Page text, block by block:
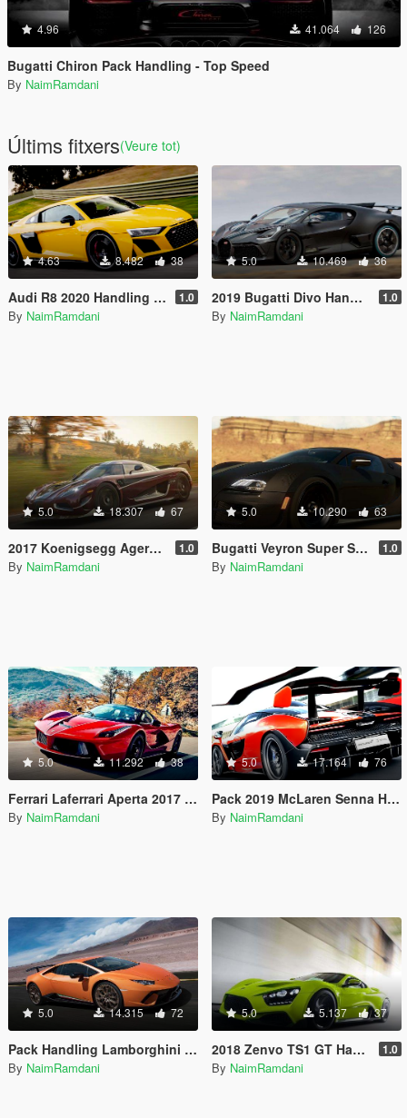
4.96 41.064 126
Bugatti Chiron Pack Handling - Top Speed
By NaimRamdani
Últims fitxers(Veure tot)
4.63 8.482 38
Audi R8 2020 Handling and Sounds 1.0
By NaimRamdani
5.0 10.469 36
2019 Bugatti Divo Handling and Sounds 1.0
By NaimRamdani
5.0 18.307 67
2017 Koenigsegg Agera RS Handling and Sounds 1.0
By NaimRamdani
5.0 10.290 63
Bugatti Veyron Super Sport Handling and Sounds 1.0
By NaimRamdani
5.0 11.292 38
Ferrari Laferrari Aperta 2017 Handling and Sounds
By NaimRamdani
5.0 17.164 76
Pack 2019 McLaren Senna Handling and Sounds 1.4
By NaimRamdani
5.0 14.315 72
Pack Handling Lamborghini Huracan Performante Top Speed
By NaimRamdani
5.0 5.137 37
2018 Zenvo TS1 GT Handling - top speed 1.0
By NaimRamdani